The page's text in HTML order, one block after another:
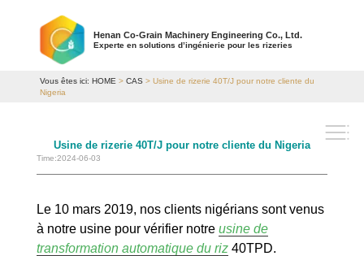
Henan Co-Grain Machinery Engineering Co., Ltd.
Experte en solutions d’ingénierie pour les rizeries
Vous êtes ici: HOME >CAS > Usine de rizerie 40T/J pour notre cliente du
Nigeria
Usine de rizerie 40T/J pour notre cliente du Nigeria
Time:2024-06-03
Le 10 mars 2019, nos clients nigérians sont venus
à notre usine pour vérifier notre usine de
transformation automatique du riz40TPD.